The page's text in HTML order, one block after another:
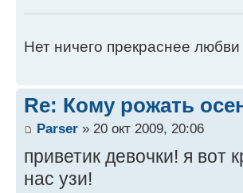
Нет ничего прекраснее
Re: Кому рожать
Parser » 20 окт 2009, 20:06
приветик девочки! я вот
нас узи!